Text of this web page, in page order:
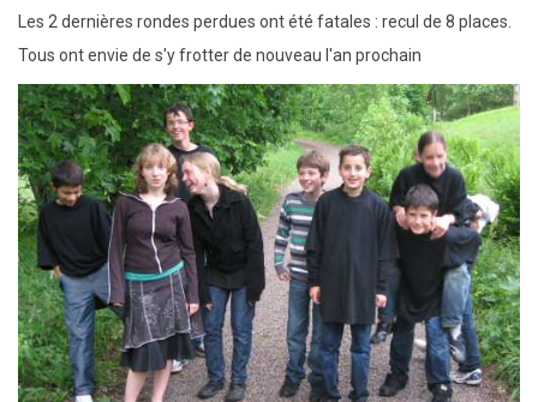
Les 2 dernières rondes perdues ont été fatales : recul de 8 places.
Tous ont envie de s'y frotter de nouveau l'an prochain